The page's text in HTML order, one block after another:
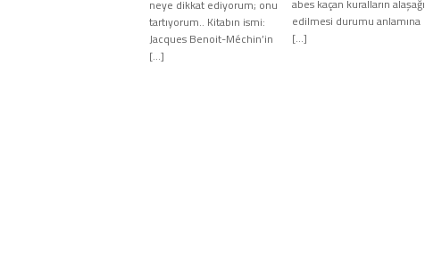
neye dikkat ediyorum; onu
tartıyorum.. Kitabın ismi:
Jacques Benoit-Méchin’in
[…]
abes kaçan kuralların alaşağı
edilmesi durumu anlamına
[…]